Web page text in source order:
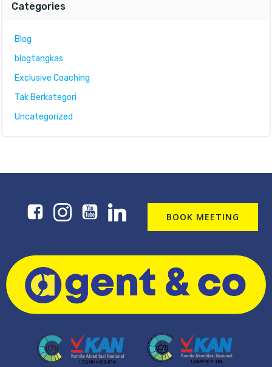
Categories
Blog
blogtangkas
Exclusive Coaching
Tak Berkategori
Uncategorized
BOOK MEETING